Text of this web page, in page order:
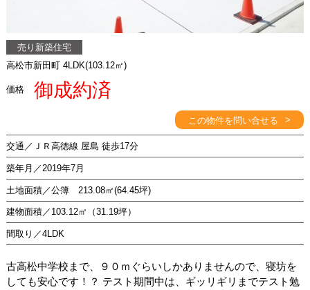
売り新築住宅
高松市新田町 4LDK(103.12㎡)
価格 御成約済
この物件を問い合せる >
交通／ＪＲ高徳線 屋島 徒歩17分
築年月／2019年7月
土地面積／公簿 213.08㎡(64.45坪)
建物面積／103.12㎡（31.19坪）
間取り／4LDK
古高松中学校まで、９０ｍぐらいしかありませんので、寝坊を
しても安心です！？ テスト期間中は、ギッリギリまでテスト勉